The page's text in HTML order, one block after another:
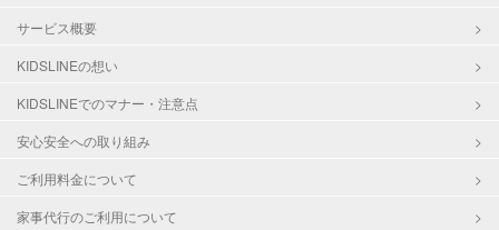
サービス概要
KIDSLINEの想い
KIDSLINEでのマナー・注意点
安心安全への取り組み
ご利用料金について
家事代行のご利用について